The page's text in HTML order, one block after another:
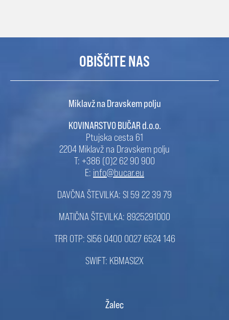
OBIŠČITE NAS
Miklavž na Dravskem polju
KOVINARSTVO BUČAR d.o.o.
Ptujska cesta 61
2204 Miklavž na Dravskem polju
T: +386 (0)2 62 90 900
E: info@bucar.eu
DAVČNA ŠTEVILKA: SI 59 22 39 79
MATIČNA ŠTEVILKA: 8925291000
TRR OTP: SI56 0400 0027 6524 146
SWIFT: KBMASI2X
Žalec